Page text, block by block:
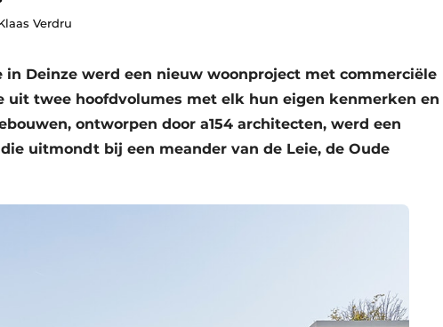
Verdru
in Deinze werd een nieuw woonproject met commerciële
uit twee hoofdvolumes met elk hun eigen kenmerken en
ontworpen door a154 architecten, werd een
uitmondt bij een meander van de Leie, de Oude